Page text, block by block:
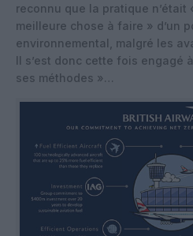
reconnu que la pratique n’était
meilleure chose à faire » d’un
environnemental, malgré les
Il s’est donc cette fois engagé
ses méthodes »…